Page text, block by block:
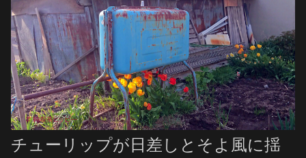
チューリップが日差しとそよ風に揺